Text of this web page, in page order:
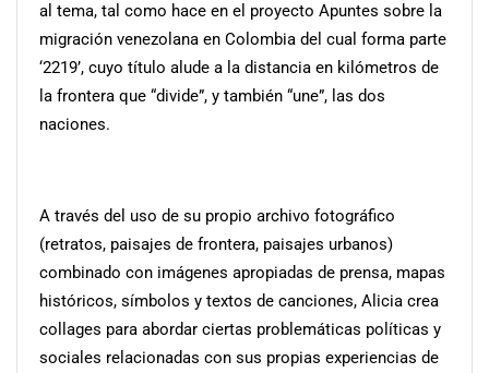
al tema, tal como hace en el proyecto Apuntes sobre la
migración venezolana en Colombia del cual forma parte
‘2219’, cuyo título alude a la distancia en kilómetros de
la frontera que “divide”, y también “une”, las dos
naciones.
A través del uso de su propio archivo fotográfico
(retratos, paisajes de frontera, paisajes urbanos)
combinado con imágenes apropiadas de prensa, mapas
históricos, símbolos y textos de canciones, Alicia crea
collages para abordar ciertas problemáticas políticas y
sociales relacionadas con sus propias experiencias de